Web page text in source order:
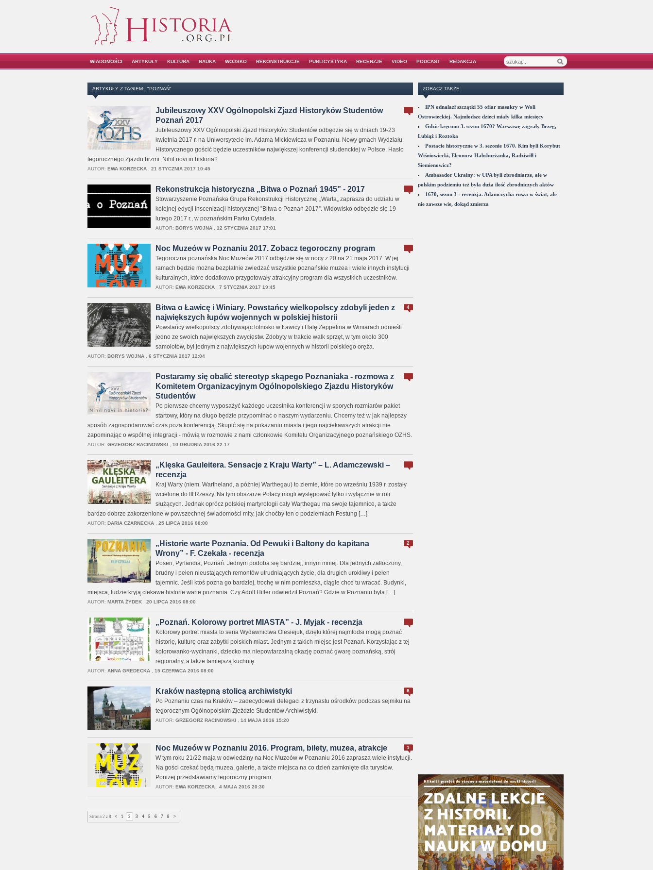
WIADOMOŚCI ARTYKUŁY KULTURA NAUKA WOJSKO REKONSTRUKCJE PUBLICYSTYKA RECENZJE VIDEO PODCAST REDAKCJA
ARTYKUŁY Z TAGIEM:: "POZNAŃ"
Jubileuszowy XXV Ogólnopolski Zjazd Historyków Studentów
Poznań 2017
Jubileuszowy XXV Ogólnopolski Zjazd Historyków Studentów odbędzie się w dniach 19-23
kwietnia 2017 r. na Uniwersytecie im. Adama Mickiewicza w Poznaniu. Nowy gmach Wydziału
Historycznego gościć będzie uczestników największej konferencji studenckiej w Polsce. Hasło
tegorocznego Zjazdu brzmi: Nihil novi in historia?
AUTOR: EWA KORZECKA, 21 STYCZNIA 2017 10:45
Rekonstrukcja historyczna „Bitwa o Poznań 1945” - 2017
Stowarzyszenie Poznańska Grupa Rekonstrukcji Historycznej „Warta„ zaprasza do udziału w
kolejnej edycji inscenizacji historycznej ”Bitwa o Poznań 2017”. Widowisko odbędzie się 19
lutego 2017 r., w poznańskim Parku Cytadela.
AUTOR: BORYS WOJNA, 12 STYCZNIA 2017 17:01
Noc Muzeów w Poznaniu 2017. Zobacz tegoroczny program
Tegoroczna poznańska Noc Muzeów 2017 odbędzie się w nocy z 20 na 21 maja 2017. W jej
ramach będzie można bezpłatnie zwiedzać wszystkie poznańskie muzea i wiele innych instytucji
kulturalnych, które dodatkowo przygotowały atrakcyjny program dla wszystkich uczestników.
AUTOR: EWA KORZECKA, 7 STYCZNIA 2017 19:45
4
Bitwa o Ławicę i Winiary. Powstańcy wielkopolscy zdobyli jeden z
największych łupów wojennych w polskiej historii
Powstańcy wielkopolscy zdobywając lotnisko w Ławicy i Halę Zeppelina w Winiarach odnieśli
jedno ze swoich największych zwycięstw. Zdobyty w trakcie walk sprzęt, w tym około 300
samolotów, był jednym z największych łupów wojennych w historii polskiego oręża.
AUTOR: BORYS WOJNA, 6 STYCZNIA 2017 12:04
Postaramy się obalić stereotyp skąpego Poznaniaka - rozmowa z
Komitetem Organizacyjnym Ogólnopolskiego Zjazdu Historyków
Studentów
Po pierwsze chcemy wyposażyć każdego uczestnika konferencji w sporych rozmiarów pakiet
startowy, który na długo będzie przypominać o naszym wydarzeniu. Chcemy też w jak najlepszy
sposób zagospodarować czas poza konferencją. Skupić się na pokazaniu miasta i jego najciekawszych atrakcji nie
zapominając o wspólnej integracji - mówią w rozmowie z nami członkowie Komitetu Organizacyjnego poznańskiego OZHS.
AUTOR: GRZEGORZ RACINOWSKI 10 GRUDNIA 2016 22:17
„Klęska Gauleitera. Sensacje z Kraju Warty” – L. Adamczewski –
recenzja
Kraj Warty (niem. Wartheland, a później Warthegau) to ziemie, które po wrześniu 1939 r. zostały
wcielone do III Rzeszy. Na tym obszarze Polacy mogli występować tylko i wyłącznie w roli
służących. Jednak oprócz polskiej martyrologii cały Warthegau ma swoje tajemnice, a także
bardzo dobrze zakorzenione w powszechnej świadomości mity, jak choćby ten o podziemiach Festung […]
AUTOR: DARIA CZARNECKA, 25 LIPCA 2016 08:00
2
„Historie warte Poznania. Od Pewuki i Baltony do kapitana
Wrony” - F. Czekała - recenzja
Posen, Pyrlandia, Poznań. Jednym podoba się bardziej, innym mniej. Dla jednych zatłoczony,
brudny i pełen nieustających remontów utrudniających życie, dla drugich urokliwy i pełen
tajemnic. Jeśli ktoś pozna go bardziej, trochę w nim pomieszka, ciągle chce tu wracać. Budynki,
miejsca, ludzie kryją ciekawe historie warte poznania. Czy Adolf Hitler odwiedził Poznań? Gdzie w Poznaniu była […]
AUTOR: MARTA ŻYDEK, 20 LIPCA 2016 08:00
„Poznań. Kolorowy portret MIASTA” - J. Myjak - recenzja
Kolorowy portret miasta to seria Wydawnictwa Olesiejuk, dzięki której najmłodsi mogą poznać
historię, kulturę oraz zabytki polskich miast. Jednym z takich miejsc jest Poznań. Korzystając z tej
kolorowanko-wycinanki, dziecko ma niepowtarzalną okazję poznać gwarę poznańską, strój
regionalny, a także tamtejszą kuchnię.
AUTOR: ANNA GREDECKA, 15 CZERWCA 2016 08:00
8
Kraków następną stolicą archiwistyki
Po Poznaniu czas na Kraków – zadecydowali delegaci z trzynastu ośrodków podczas sejmiku na
tegorocznym Ogólnopolskim Zjeździe Studentów Archiwistyki.
AUTOR: GRZEGORZ RACINOWSKI 14 MAJA 2016 15:20
1
Noc Muzeów w Poznaniu 2016. Program, bilety, muzea, atrakcje
W tym roku 21/22 maja w odwiedziny na Noc Muzeów w Poznaniu 2016 zaprasza wiele instytucji.
Na gości czekać będą muzea, galerie, a także miejsca na co dzień zamknięte dla turystów.
Poniżej przedstawiamy tegoroczny program.
AUTOR: EWA KORZECKA, 4 MAJA 2016 20:30
Strona 2 z 8 < 1 2 3 4 5 6 7 8 >
ZOBACZ TAKŻE
IPN odnalazł szczątki 55 ofiar masakry w Woli
Ostrowieckiej. Najmłodsze dzieci miały kilka miesięcy
Gdzie kręcono 3. sezon 1670? Warszawę zagrały Brzeg,
Lubiąż i Roztoka
Postacie historyczne w 3. sezonie 1670. Kim byli Korybut
Wiśniowiecki, Eleonora Habsburżanka, Radziwiłł i
Siemienowicz?
Ambasador Ukrainy: w UPA byli zbrodniarze, ale w
polskim podziemiu też była duża ilość zbrodniczych aktów
1670, sezon 3 - recenzja. Adamczycha rusza w świat, ale
nie zawsze wie, dokąd zmierza